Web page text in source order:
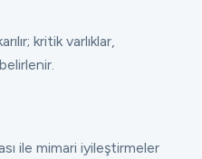
kritik varlıklar,
ile mimari iyileştirmeler